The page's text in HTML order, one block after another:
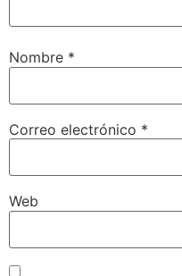
Nombre *
Correo electrónico *
Web